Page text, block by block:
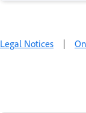
Legal Notices